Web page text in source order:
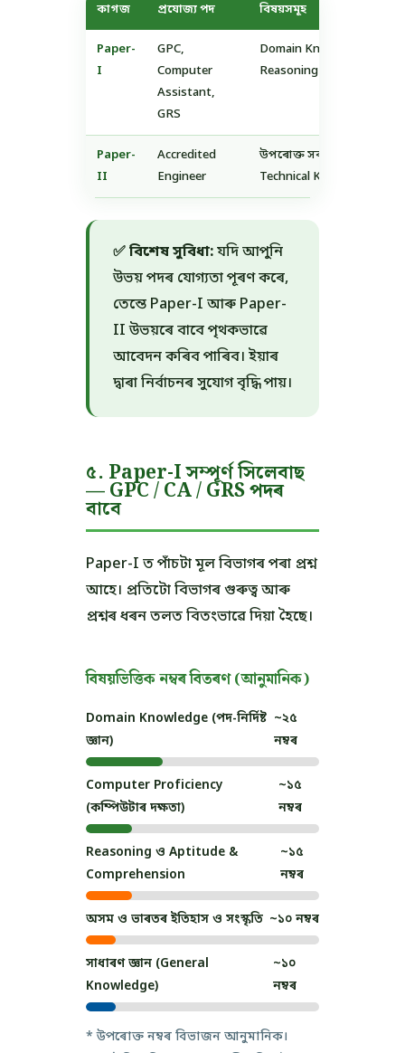
কাগজ প্ৰযোজ্য পদ বিষয়সমূহ
Paper-
I
GPC,
Computer
Assistant,
GRS
Domain Knowledge +
Reasoning & Aptitude +
Paper-
II
Accredited
Engineer
উপৰোক্ত সকলো বিষয় +
Technical Knowledge
✅ বিশেষ সুবিধা:যদি আপুনি
উভয় পদৰ যোগ্যতা পূৰণ কৰে,
তেন্তে Paper-I আৰু Paper-
II উভয়ৰে বাবে পৃথকভাৱে
আবেদন কৰিব পাৰিব। ইয়াৰ
দ্বাৰা নিৰ্বাচনৰ সুযোগ বৃদ্ধি পায়।
৫. Paper-I সম্পূৰ্ণ সিলেবাছ
— GPC / CA / GRS পদৰ
বাবে
Paper-I ত পাঁচটা মূল বিভাগৰ পৰা প্ৰশ্ন
আহে। প্ৰতিটো বিভাগৰ গুৰুত্ব আৰু
প্ৰশ্নৰ ধৰন তলত বিতংভাৱে দিয়া হৈছে।
বিষয়ভিত্তিক নম্বৰ বিতৰণ (আনুমানিক)
Domain Knowledge (পদ-নিৰ্দিষ্ট
জ্ঞান)
~২৫
নম্বৰ
Computer Proficiency
(কম্পিউটাৰ দক্ষতা)
~১৫
নম্বৰ
Reasoning ও Aptitude &
Comprehension
~১৫
নম্বৰ
অসম ও ভাৰতৰ ইতিহাস ও সংস্কৃতি ~১০ নম্বৰ
সাধাৰণ জ্ঞান (General
Knowledge)
~১০
নম্বৰ
* উপৰোক্ত নম্বৰ বিভাজন আনুমানিক।